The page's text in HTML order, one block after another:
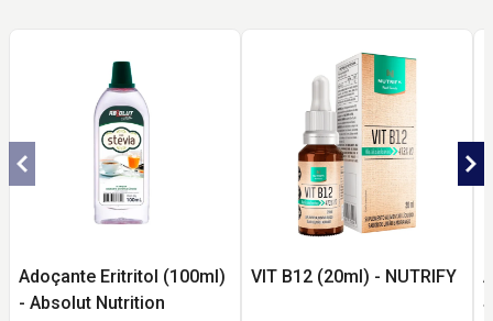
Adoçante Eritritol (100ml)
- Absolut Nutrition
VIT B12 (20ml) - NUTRIFY